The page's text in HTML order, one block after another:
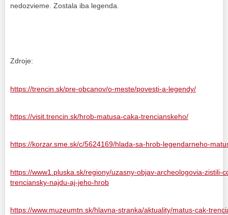
nedozvieme. Zostala iba legenda.
Zdroje:
https://trencin.sk/pre-obcanov/o-meste/povesti-a-legendy/
https://visit.trencin.sk/hrob-matusa-caka-trencianskeho/
https://korzar.sme.sk/c/5624169/hlada-sa-hrob-legendarneho-
https://www1.pluska.sk/regiony/uzasny-objav-archeologovia-zistili-
trenciansky-najdu-aj-jeho-hrob
https://www.muzeumtn.sk/hlavna-stranka/aktuality/matus-cak-